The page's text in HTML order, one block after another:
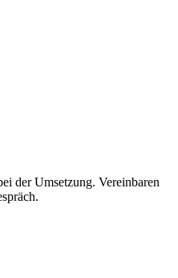
der Umsetzung. Vereinbaren